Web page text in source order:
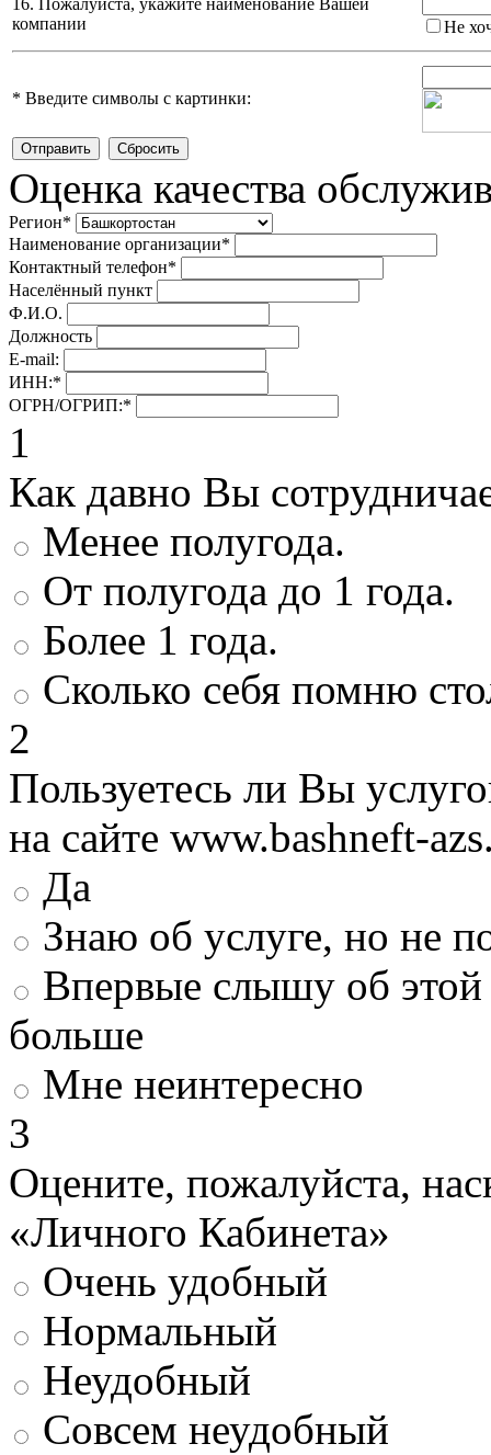
16. Пожалуйста, укажите наименование Вашей
компании
Не
* Введите символы с картинки:
Оценка качества
Регион*
Наименование организации*
Контактный телефон*
Населённый пункт
Ф.И.О.
Должность
E-mail:
ИНН:*
ОГРН/ОГРИП:*
1
Как давно Вы
Менее полугода.
От полугода до 1 года.
Более 1 года.
Сколько себя помню
2
Пользуетесь ли Вы
на сайте www.bashneft-
Да
Знаю об услуге, но не
Впервые слышу об этой
больше
Мне неинтересно
3
Оцените, пожалуйста,
«Личного Кабинета»
Очень удобный
Нормальный
Неудобный
Совсем неудобный